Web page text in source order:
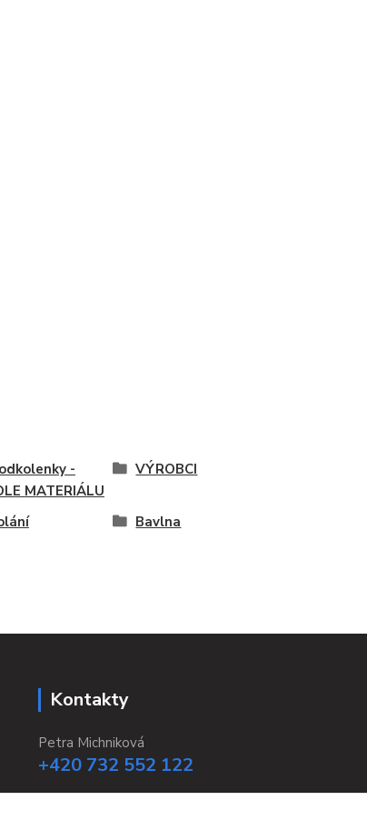
-
MATERIÁLU
VÝROBCI
Bavlna
Kontakty
Petra Michniková
+420 732 552 122